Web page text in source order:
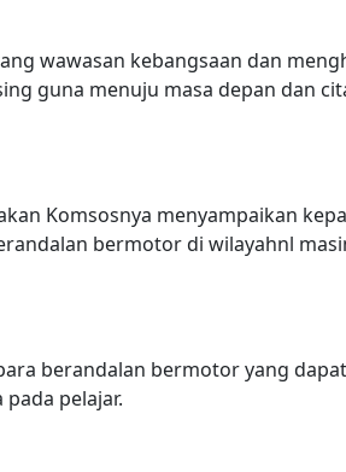
wawasan kebangsaan dan
guna menuju masa depan dan
Komsosnya menyampaikan
bermotor di wilayahnl
berandalan bermotor yang dapat
pelajar.